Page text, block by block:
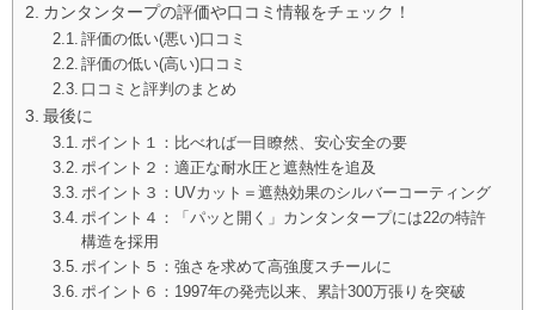
カンタンタープの評価や口コミ情報をチェック！
評価の低い(悪い)口コミ
評価の低い(高い)口コミ
口コミと評判のまとめ
最後に
ポイント１：比べれば一目瞭然、安心安全の要
ポイント２：適正な耐水圧と遮熱性を追及
ポイント３：UVカット＝遮熱効果のシルバーコーティング
ポイント４：「パッと開く」カンタンタープには22の特許
構造を採用
ポイント５：強さを求めて高強度スチールに
ポイント６：1997年の発売以来、累計300万張りを突破